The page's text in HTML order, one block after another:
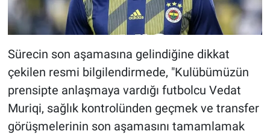
Sürecin son aşamasına gelindiğine dikkat
çekilen resmi bilgilendirmede, "Kulübümüzün
prensipte anlaşmaya vardığı futbolcu Vedat
Muriqi, sağlık kontrolünden geçmek ve transfer
görüşmelerinin son aşamasını tamamlamak